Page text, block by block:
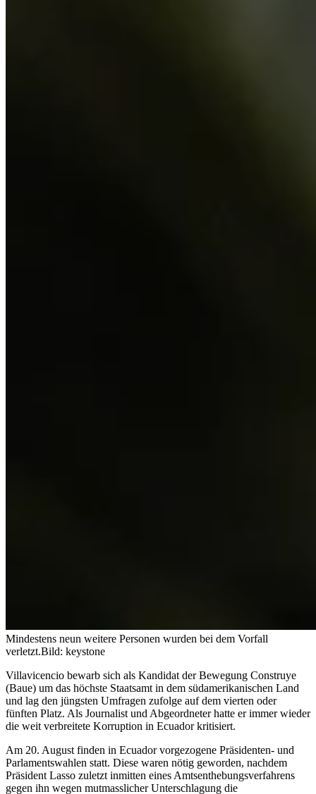
Mindestens neun weitere Personen wurden bei dem Vorfall
verletzt.Bild: keystone
Villavicencio bewarb sich als Kandidat der Bewegung Construye
(Baue) um das höchste Staatsamt in dem südamerikanischen Land
und lag den jüngsten Umfragen zufolge auf dem vierten oder
fünften Platz. Als Journalist und Abgeordneter hatte er immer wieder
die weit verbreitete Korruption in Ecuador kritisiert.
Am 20. August finden in Ecuador vorgezogene Präsidenten- und
Parlamentswahlen statt. Diese waren nötig geworden, nachdem
Präsident Lasso zuletzt inmitten eines Amtsenthebungsverfahrens
gegen ihn wegen mutmasslicher Unterschlagung die